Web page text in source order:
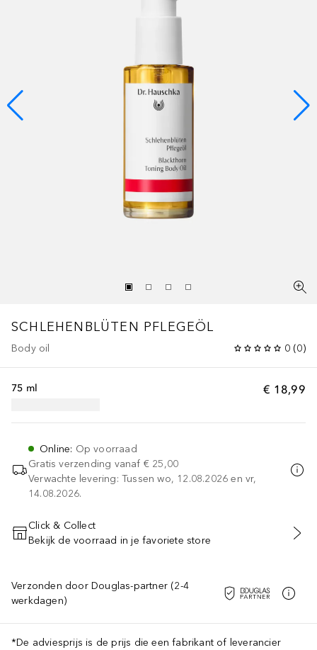
SCHLEHENBLÜTEN PFLEGEÖL
Body oil 0 (0)
€ 18,99
75 ml
Online: Op voorraad
Gratis verzending vanaf € 25,00
Verwachte levering: Tussen wo, 12.08.2026 en vr,
14.08.2026.
VOEG TOE AAN WINKELMANDJE
Click & Collect
Bekijk de voorraad in je favoriete store
Verzonden door Douglas-partner (2-4
werkdagen)
*De adviesprijs is de prijs die een fabrikant of leverancier